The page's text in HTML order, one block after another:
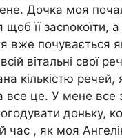
Дочка моя
її засnокоїти, а
вже почувається
вітальні свої
кількістю речей,
все це. У мене все
доньку,
час , як моя